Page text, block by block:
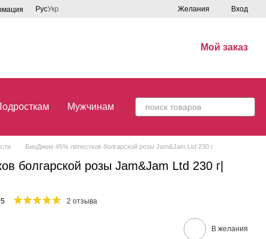
РусУкр Желания Вход
Мой заказ
Мужчинам
БиоДжем 45% лепестков болгарской розы Jam&Jam Ltd 230 г
болгарской розы Jam&Jam Ltd 230 г|
2 отзыва
В желания